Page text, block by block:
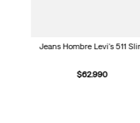
Jeans Hombre Levi's 511
$62.990